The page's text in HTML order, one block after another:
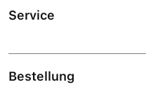
Service
Bestellung